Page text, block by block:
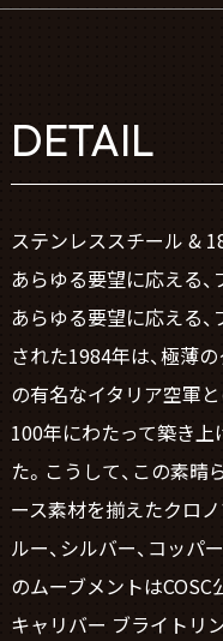
DETAIL
ステンレススチール &
あらゆる要望に応える
あらゆる要望に応える
された1984年は、極薄
の有名なイタリア空軍
100年にわたって築き
た。こうして、この素
ース素材を揃えたクロ
ルー、シルバー、コッ
のムーブメントは
キャリバー ブライトリ